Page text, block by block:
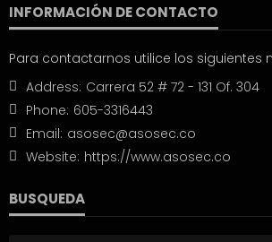
INFORMACIÓN DE CONTACTO
Para contactarnos utilice los siguientes
Address: Carrera 52 # 72 - 131 Of. 304
Phone: 605-3316443
Email: asosec@asosec.co
Website: https://www.asosec.co
BUSQUEDA